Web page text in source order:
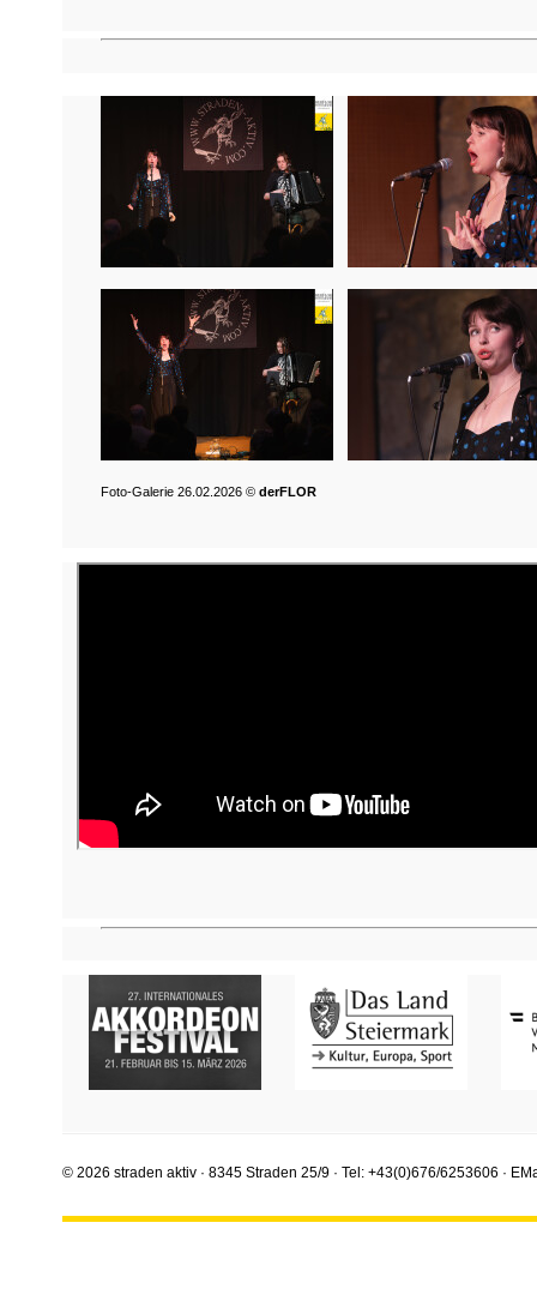
Foto-Galerie 26.02.2026 © derFLOR
© 2026 straden aktiv · 8345 Straden 25/9 · Tel: +43(0)676/6253606 ·